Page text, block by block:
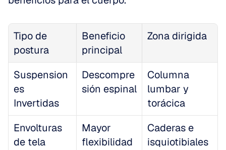
Tipo de
postura
Beneficio
principal
Zona dirigida
Suspension
es
Invertidas
Descompre
sión espinal
Columna
lumbar y
torácica
Envolturas
de tela
Mayor
flexibilidad
Caderas e
isquiotibiales